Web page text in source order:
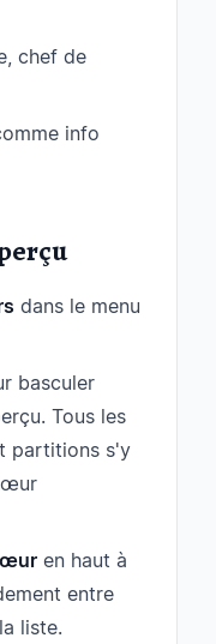
chef de
info
dans le menu
basculer
Tous les
partitions s'y
en haut à
entre
liste.